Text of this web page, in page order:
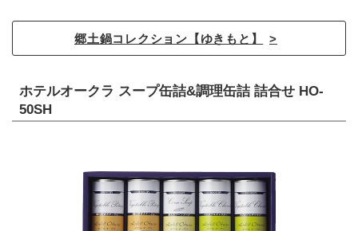
郷土鍋コレクション【ゆきもと】
ホテルオークラ スープ缶詰&調理缶詰 詰合せ HO-
50SH